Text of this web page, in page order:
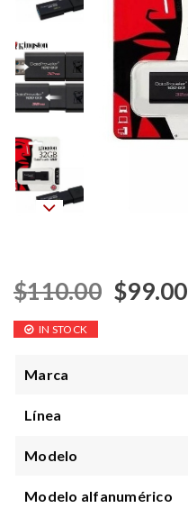
$110.00 $99.00
IN STOCK
Marca
Línea
Modelo
Modelo alfanumérico